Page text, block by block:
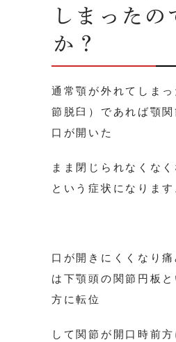
しまったの
か？
通常顎が外れてしまっ
節脱臼）であれば顎関
口が開いた
まま閉じられなくなく
という症状になります
口が開きにくくなり
は下顎頭の関節円板
方に転位
して関節が開口時前方